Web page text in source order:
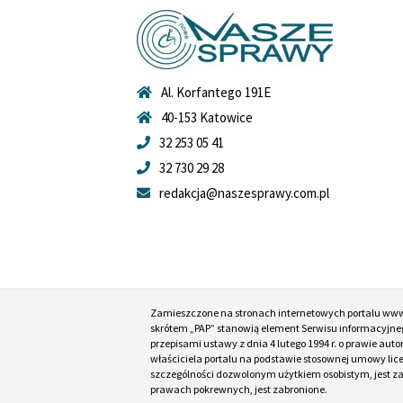
Al. Korfantego 191E
40-153 Katowice
32 253 05 41
32 730 29 28
redakcja@naszesprawy.com.pl
Zamieszczone na stronach internetowych portalu
skrótem „PAP” stanowią element Serwisu
przepisami ustawy z dnia 4 lutego 1994 r. o prawie
właściciela portalu na podstawie stosownej umowy
szczególności dozwolonym użytkiem osobistym, jest
prawach pokrewnych, jest zabronione.